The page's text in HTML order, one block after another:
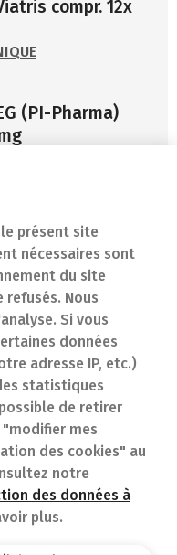
présent site
nécessaires sont
du site
Nous
Si vous
données
adresse IP, etc.)
statistiques
de retirer
mes
des cookies" au
notre
des données à
plus.
compr. 12x
(PI-Pharma)
d'urgence
(FAQ)